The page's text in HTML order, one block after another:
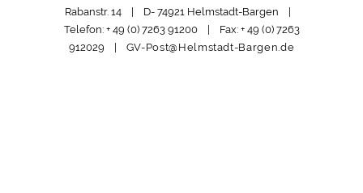
Rabanstr. 14 | D- 74921 Helmstadt-Bargen |
Telefon: + 49 (0) 7263 91200 | Fax: + 49 (0) 7263
912029 | GV-Post@Helmstadt-Bargen.de